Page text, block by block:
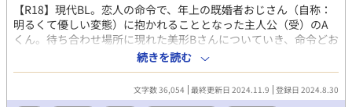
【R18】現代BL。恋人の命令で、年上の既婚者おじさん（自称：
明るくて優しい変態）に抱かれることとなった主人公（受）のA
くん。待ち合わせ場所に現れた美形Bさんについていき、命令どお
り抱かれようとするものの――。 四十代会社経営者美形×大学生
無自覚美人受 本番なし（途中まで） 少し流血表現あり 変態プレ
イはありません シリアス気味 ※完結済です※ ※最終回後に本番
ありのおまけアリ※
続きを読む
文字数 36,054 最終更新日 2024.11.9 登録日 2024.8.30